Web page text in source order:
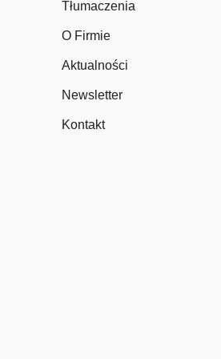
Tłumaczenia
O Firmie
Aktualności
Newsletter
Kontakt